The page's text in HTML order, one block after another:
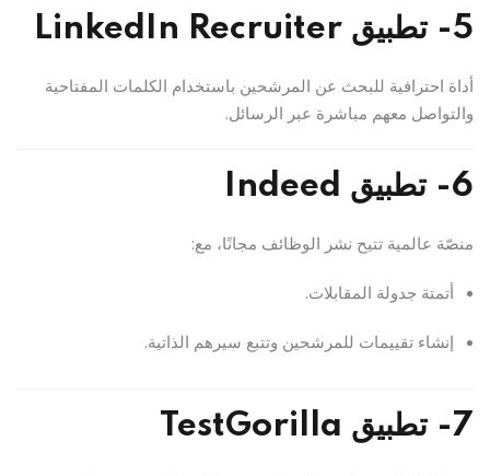
5- تطبيق LinkedIn Recruiter
أداة احترافية للبحث عن المرشحين باستخدام الكلمات المفتاحية
والتواصل معهم مباشرة عبر الرسائل.
6- تطبيق Indeed
منصّة عالمية تتيح نشر الوظائف مجانًا، مع:
أتمتة جدولة المقابلات.
إنشاء تقييمات للمرشحين وتتبع سيرهم الذاتية.
7- تطبيق TestGorilla